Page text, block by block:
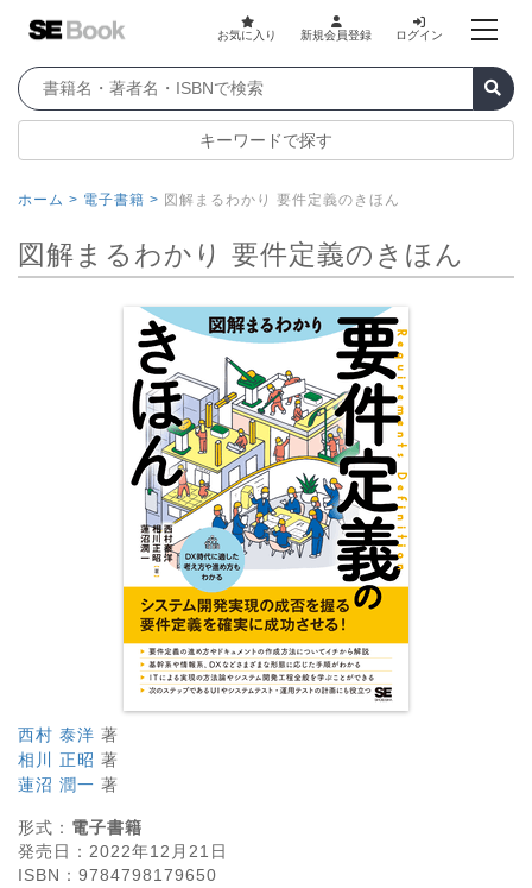
お気に入り 新規会員登録 ログイン
キーワードで探す
ホーム > 電子書籍 > 図解まるわかり 要件定義のきほん
図解まるわかり 要件定義のきほん
西村 泰洋 著
相川 正昭 著
蓮沼 潤一 著
形式： 電子書籍
発売日： 2022年12月21日
ISBN： 9784798179650